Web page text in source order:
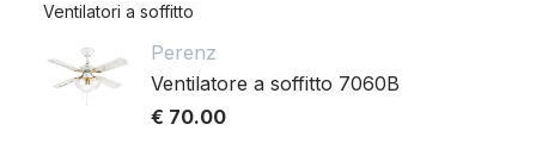
Ventilatori a soffitto
Perenz
Ventilatore a soffitto 7060B
€ 70.00